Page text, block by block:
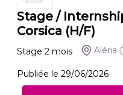
Stage /
Corsica (H/F)
Stage 2 mois Aléria
Publiée le 29/06/2026